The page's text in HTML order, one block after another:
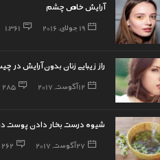
آرایش خاص چشم
19 جولای, 2016 1,361
راز زیبایی زنان بدون آرایش در
12 آگوست, 2017 285
شیوه درست بخار دادن پوست
27 آگوست, 2017 262